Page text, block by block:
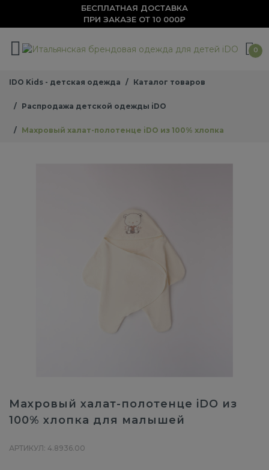
БЕСПЛАТНАЯ ДОСТАВКА
ПРИ ЗАКАЗЕ ОТ 10 000₽
0
IDO Kids - детская одежда Каталог товаров
Распродажа детской одежды iDO
Махровый халат-полотенце iDO из 100% хлопка
Махровый халат-полотенце iDO из
100% хлопка для малышей
АРТИКУЛ: 4.8936.00